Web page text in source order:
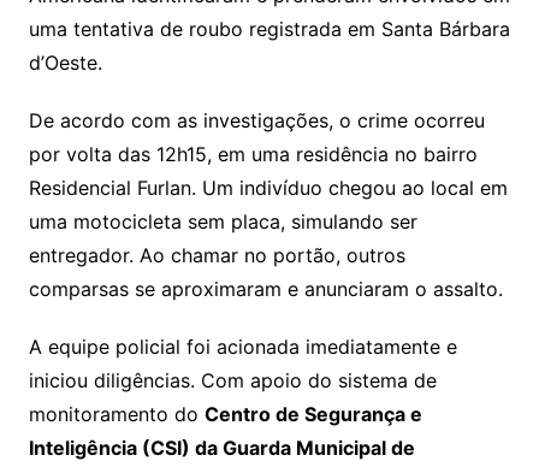
uma tentativa de roubo registrada em Santa Bárbara
d’Oeste.
De acordo com as investigações, o crime ocorreu
por volta das 12h15, em uma residência no bairro
Residencial Furlan. Um indivíduo chegou ao local em
uma motocicleta sem placa, simulando ser
entregador. Ao chamar no portão, outros
comparsas se aproximaram e anunciaram o assalto.
A equipe policial foi acionada imediatamente e
iniciou diligências. Com apoio do sistema de
monitoramento do Centro de Segurança e
Inteligência (CSI) da Guarda Municipal de